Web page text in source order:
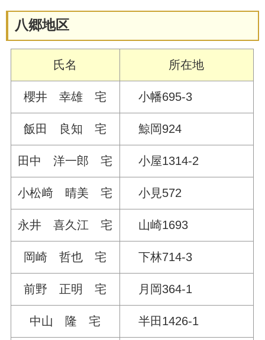
八郷地区
氏名 所在地
櫻井 幸雄 宅 小幡695-3
飯田 良知 宅 鯨岡924
田中 洋一郎 宅 小屋1314-2
小松﨑 晴美 宅 小見572
永井 喜久江 宅 山崎1693
岡崎 哲也 宅 下林714-3
前野 正明 宅 月岡364-1
中山 隆 宅 半田1426-1